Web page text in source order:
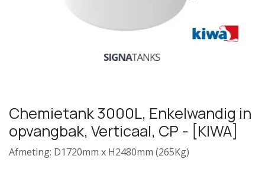
Chemietank 3000L, Enkelwandig in
opvangbak, Verticaal, CP - [KIWA]
Afmeting: D1720mm x H2480mm (265Kg)